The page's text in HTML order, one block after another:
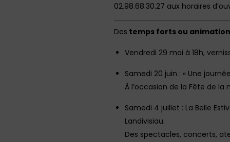
02.98.68.30.27 aux horaires
Des temps forts ou
Vendredi 29 mai à 18h,
Samedi 20 juin : « Une
À l’occasion de la Fête de la
Samedi 4 juillet : La Belle
Landivisiau.
Des spectacles, concerts,